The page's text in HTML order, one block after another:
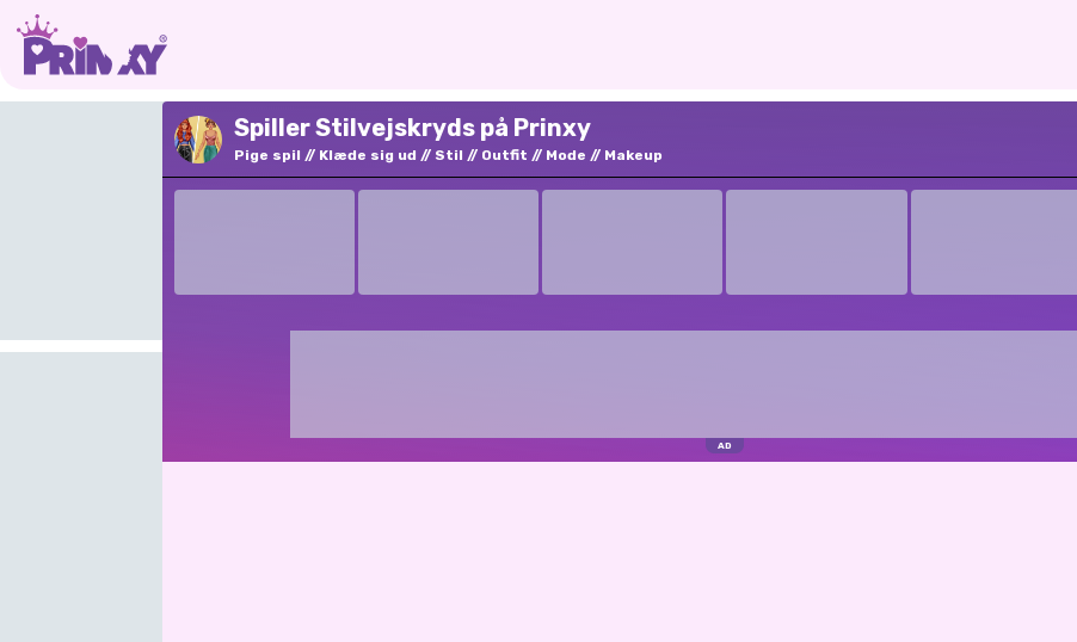
Spiller Stilvejskryds på Prinxy
Pige spil Klæde sig ud Stil Outfit Mode Makeup